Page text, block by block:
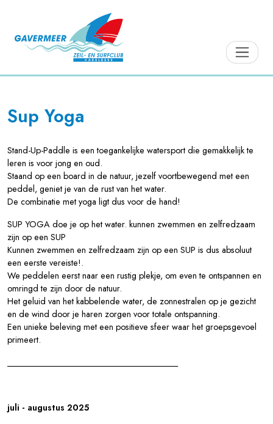
Sup Yoga
Stand-Up-Paddle is een toegankelijke watersport die gemakkelijk te
leren is voor jong en oud.
Staand op een board in de natuur, jezelf voortbewegend met een
peddel, geniet je van de rust van het water.
De combinatie met yoga ligt dus voor de hand!
SUP YOGA doe je op het water. kunnen zwemmen en zelfredzaam
zijn op een SUP
Kunnen zwemmen en zelfredzaam zijn op een SUP is dus absoluut
een eerste vereiste!.
We peddelen eerst naar een rustig plekje, om even te ontspannen en
omringd te zijn door de natuur.
Het geluid van het kabbelende water, de zonnestralen op je gezicht
en de wind door je haren zorgen voor totale ontspanning.
Een unieke beleving met een positieve sfeer waar het groepsgevoel
primeert.
juli - augustus 2025